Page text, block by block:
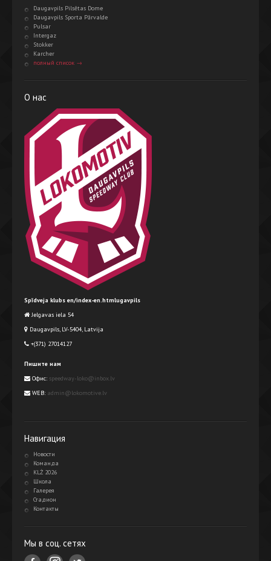
Daugavpils Pilsētas Dome
Daugavpils Sporta Pārvalde
Pulsar
Intergaz
Stokker
Karcher
полный список →
О нас
Spīdveja klubs en/index-en.htmlugavpils
Jelgavas iela 54
Daugavpils, LV-5404, Latvija
+(371) 27014127
Пишите нам
Офис: speedway-loko@inbox.lv
WEB: admin@lokomotive.lv
Навигация
Новости
Команда
KLŻ 2026
Школа
Галерея
Стадион
Контакты
Мы в соц. сетях